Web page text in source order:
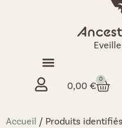
0,00 €
0
Accueil / Produits